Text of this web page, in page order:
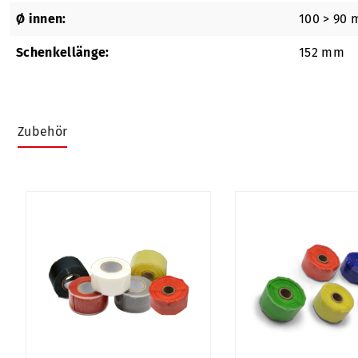
Ø innen: 100 > 90
Schenkellänge: 152 mm
Zubehör